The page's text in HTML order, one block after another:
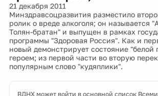
21 декабря 2011
Минздравсоцразвития разместило
ролик о вреде алкоголя; он называется
Толян-братан" и выпущен в рамках
программы "Здоровая Россия". Как и
новый демонстрирует состояние "белой
героем; из первой части во вторую
популярным слово "кудяплики".